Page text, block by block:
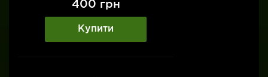
400 грн
Купити